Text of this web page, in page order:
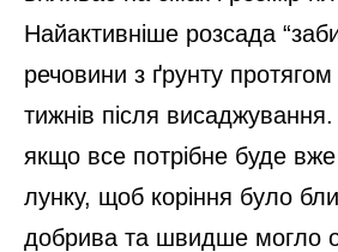
Найактивніше розсада
речовини з ґрунту
тижнів після
якщо все потрібне буде
лунку, щоб коріння було
добрива та швидше могло